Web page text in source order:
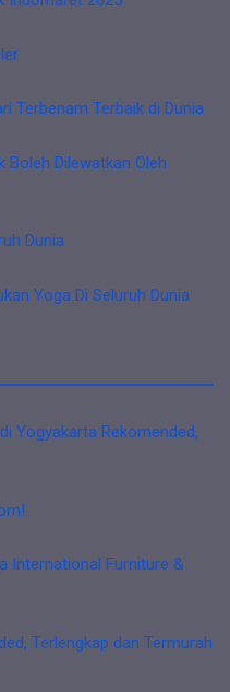
Terbenam Terbaik di Dunia
Boleh Dilewatkan Oleh
Dunia
Yoga Di Seluruh Dunia
Yogyakarta Rekomended,
International Furniture &
Terlengkap dan Termurah